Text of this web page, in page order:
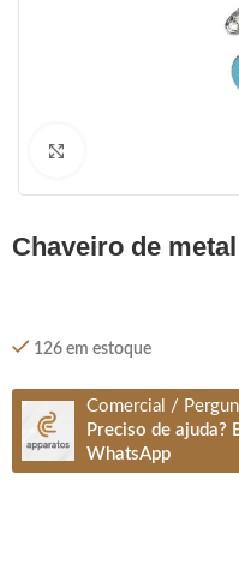
chaveiro de
126 em estoque
Comercial /
Preciso de ajuda?
WhatsApp